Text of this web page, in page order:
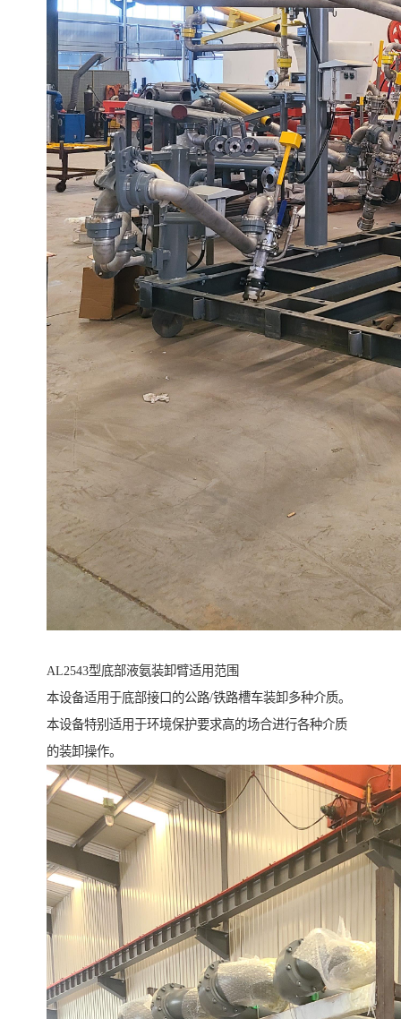
AL2543型底部液氨装卸臂适用范围
本设备适用于底部接口的公路/铁路槽车装卸多种介质。
本设备特别适用于环境保护要求高的场合进行各种介质
的装卸操作。